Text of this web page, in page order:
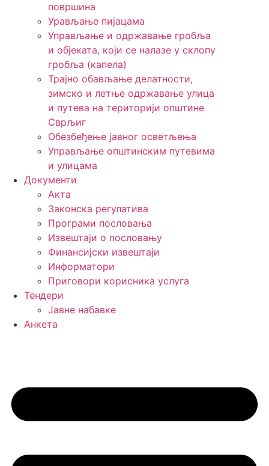
површина
Урављање пијацама
Управљање и одржавање гробља
и објеката, који се налазе у склопу
гробља (капела)
Трајно обављање делатности,
зимско и летње одржавање улица
и путева на територији општине
Сврљиг
Обезбеђење јавног осветљења
Управљање општинским путевима
и улицама
Документи
Акта
Законска регулатива
Програми пословања
Извештаји о пословању
Финансијски извештаји
Информатори
Приговори корисника услуга
Тендери
Јавне набавке
Анкета